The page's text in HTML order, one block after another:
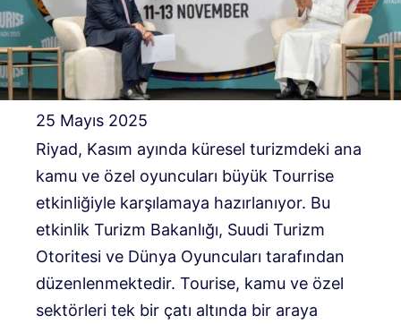
25 Mayıs 2025
Riyad, Kasım ayında küresel turizmdeki ana
kamu ve özel oyuncuları büyük Tourrise
etkinliğiyle karşılamaya hazırlanıyor. Bu
etkinlik Turizm Bakanlığı, Suudi Turizm
Otoritesi ve Dünya Oyuncuları tarafından
düzenlenmektedir. Tourise, kamu ve özel
sektörleri tek bir çatı altında bir araya